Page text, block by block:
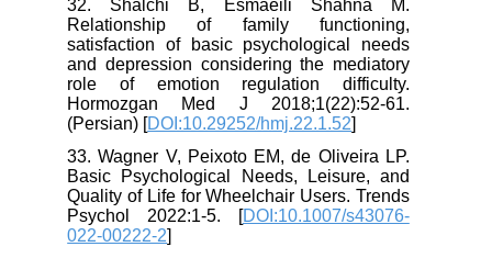
32. Shalchi B, Esmaeili Shahna M.
Relationship of family functioning,
satisfaction of basic psychological needs
and depression considering the mediatory
role of emotion regulation difficulty.
Hormozgan Med J 2018;1(22):52-61.
(Persian) [DOI:10.29252/hmj.22.1.52
33. Wagner V, Peixoto EM, de Oliveira LP.
Basic Psychological Needs, Leisure, and
Quality of Life for Wheelchair Users. Trends
Psychol 2022:1-5. [DOI:10.1007/s43076-
022-00222-2